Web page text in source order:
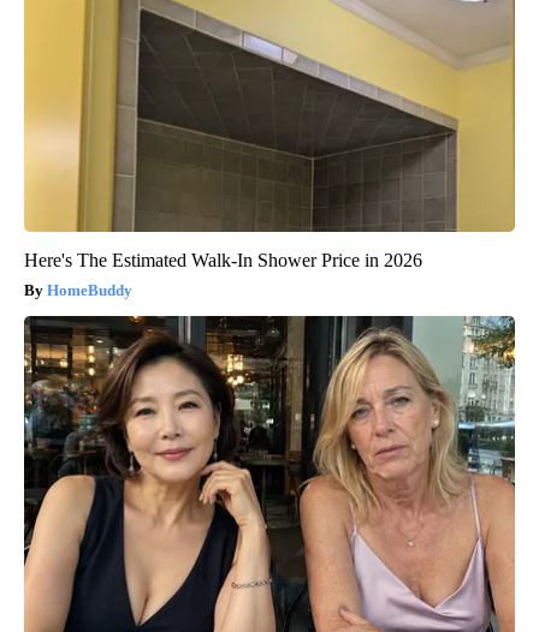
Here's The Estimated Walk-In Shower Price in 2026
HomeBuddy